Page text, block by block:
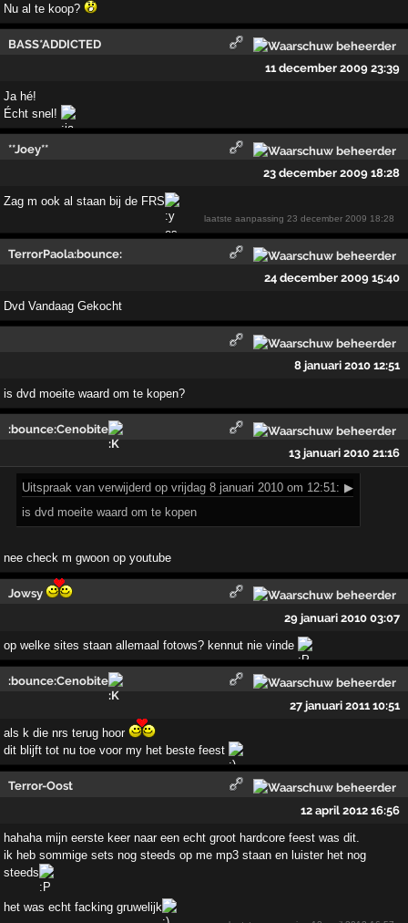
Nu al te koop?
BASS*ADDICTED
11 december 2009 23:39
Ja hé!
Écht snel!
**Joey**
23 december 2009 18:28
Zag m ook al staan bij de FRS
laatste aanpassing23 december 2009 18:28
TerrorPaola:bounce:
24 december 2009 15:40
Dvd Vandaag Gekocht
8 januari 2010 12:51
is dvd moeite waard om te kopen?
:bounce:Cenobite
13 januari 2010 21:16
Uitspraak van verwijderd op vrijdag 8 januari 2010 om 12:51: ▶
is dvd moeite waard om te kopen
nee check m gwoon op youtube
Jowsy
29 januari 2010 03:07
op welke sites staan allemaal fotows? kennut nie vinde
:bounce:Cenobite
27 januari 2011 10:51
als k die nrs terug hoor
dit blijft tot nu toe voor my het beste feest
Terror-Oost
12 april 2012 16:56
hahaha mijn eerste keer naar een echt groot hardcore feest was dit.
ik heb sommige sets nog steeds op me mp3 staan en luister het nog
steeds
het was echt facking gruwelijk